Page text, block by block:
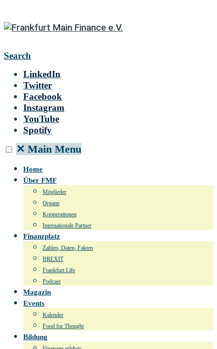
Search
LinkedIn
Twitter
Facebook
Instagram
YouTube
Spotify
✕ Main Menu
Home
Über FMF
Mitglieder
Organe
Kooperationen
Internationale Partner
Finanzplatz
Zahlen, Daten, Fakten
BREXIT
Frankfurt Life
Podcast
Magazin
Events
Kalender
Food for Thought
Bildung